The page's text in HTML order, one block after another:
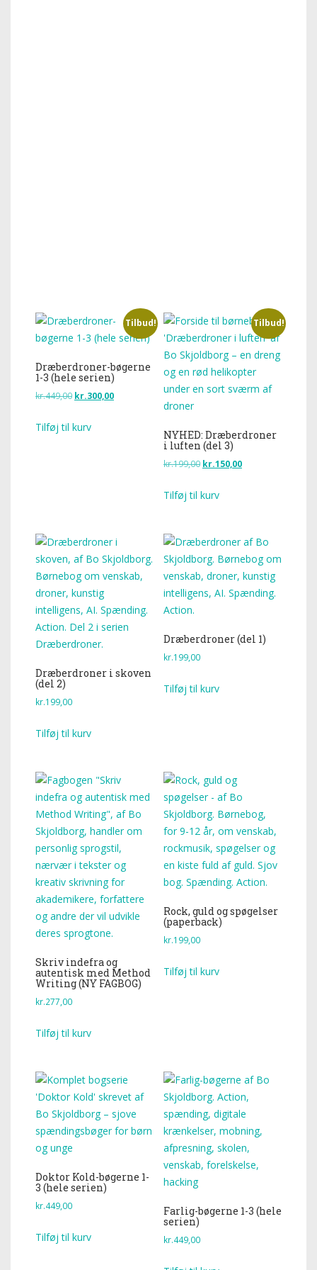
Tilbud!
Dræberdroner-bøgerne
1-3 (hele serien)
kr.449,00 kr.300,00
Tilføj til kurv
Tilbud!
NYHED: Dræberdroner
i luften (del 3)
kr.199,00 kr.150,00
Tilføj til kurv
Dræberdroner i skoven
(del 2)
kr.199,00
Tilføj til kurv
Dræberdroner (del 1)
kr.199,00
Tilføj til kurv
Skriv indefra og
autentisk med Method
Writing (NY FAGBOG)
kr.277,00
Tilføj til kurv
Rock, guld og spøgelser
(paperback)
kr.199,00
Tilføj til kurv
Doktor Kold-bøgerne 1-
3 (hele serien)
kr.449,00
Tilføj til kurv
Farlig-bøgerne 1-3 (hele
serien)
kr.449,00